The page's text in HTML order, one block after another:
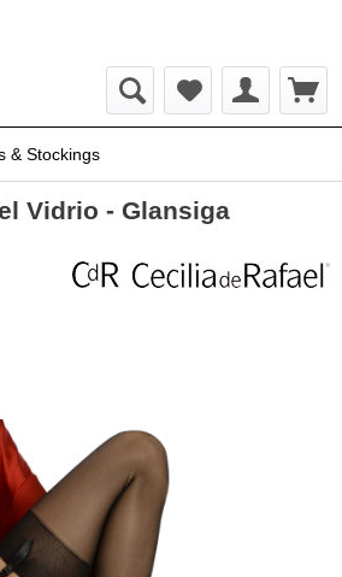
& Stockings
Vidrio - Glansiga